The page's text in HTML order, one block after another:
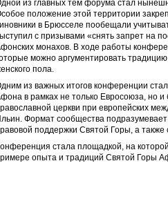
из главных тем форума стал
положение этой территории
в Брюсселе пообещали
с призывами «снять запрет на
монахов. В ходе работы
можно аргументировать
пола.
из важных итогов конференции
в рамках не только Евросоюза, но
церкви при европейских
Формат сообщества
поддержки Святой Горы, а также
стала площадкой, на
опыта и традиций Святой Горы